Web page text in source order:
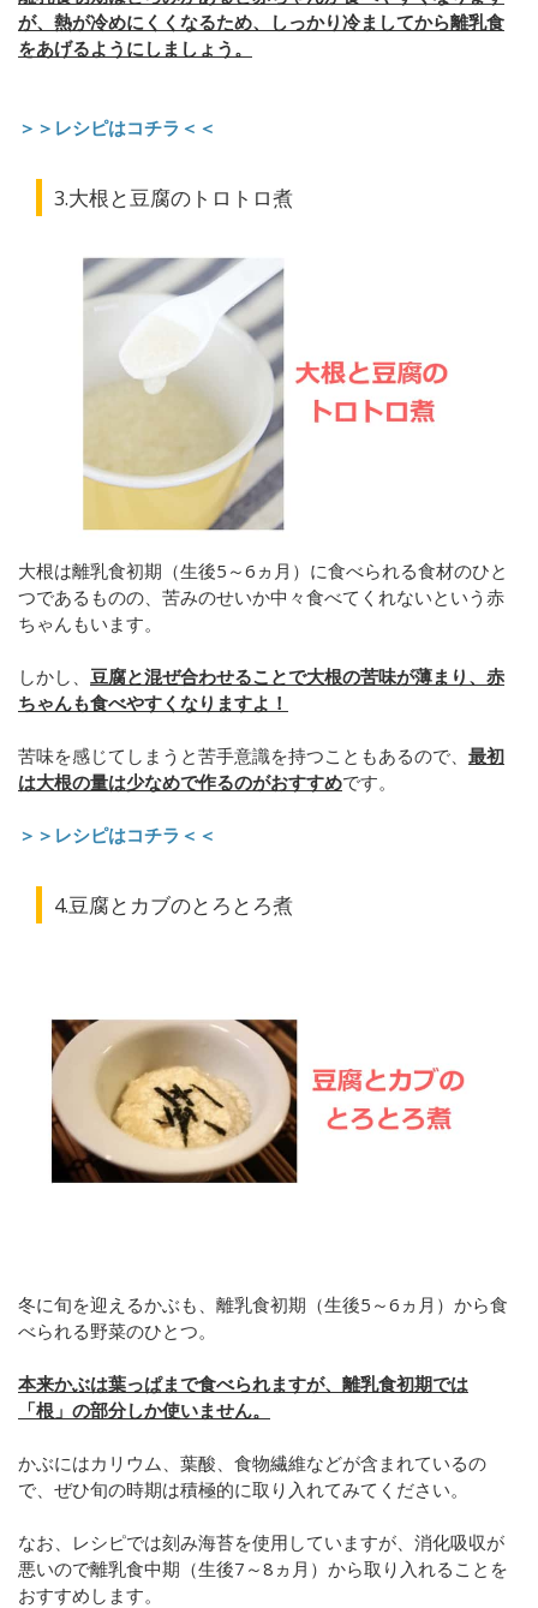
が、熱が冷めにくくなるため、しっかり冷ましてから離乳食
をあげるようにしましょう。
＞＞レシピはコチラ＜＜
3.大根と豆腐のトロトロ煮
大根は離乳食初期（生後5～6ヵ月）に食べられる食材のひと
つであるものの、苦みのせいか中々食べてくれないという赤
ちゃんもいます。
しかし、 豆腐と混ぜ合わせることで大根の苦味が薄まり、赤
ちゃんも食べやすくなりますよ！
苦味を感じてしまうと苦手意識を持つこともあるので、 最初
は大根の量は少なめで作るのがおすすめです。
＞＞レシピはコチラ＜＜
4.豆腐とカブのとろとろ煮
冬に旬を迎えるかぶも、離乳食初期（生後5～6ヵ月）から食
べられる野菜のひとつ。
本来かぶは葉っぱまで食べられますが、離乳食初期では
「根」の部分しか使いません。
かぶにはカリウム、葉酸、食物繊維などが含まれているの
で、ぜひ旬の時期は積極的に取り入れてみてください。
なお、レシピでは刻み海苔を使用していますが、消化吸収が
悪いので離乳食中期（生後7～8ヵ月）から取り入れることを
おすすめします。